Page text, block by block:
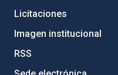
Licitaciones
Imagen institucional
RSS